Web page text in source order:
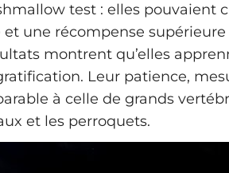
test : elles pouvaient
une récompense supérieure
montrent qu’elles
Leur patience,
à celle de grands
et les perroquets.